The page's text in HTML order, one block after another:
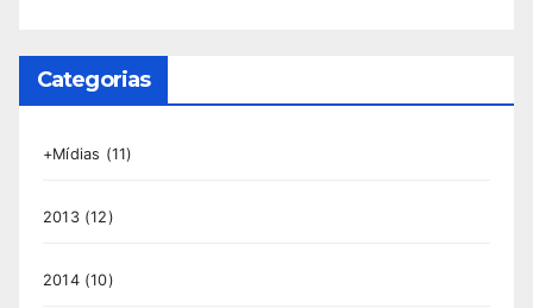
Categorias
+Mídias (11)
2013(12)
2014(10)